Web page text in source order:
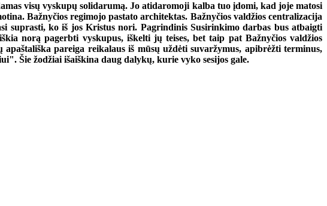
visų vyskupų solidarumą. Jo atidaromoji kalba tuo įdomi, kad joje matosi
Bažnyčios regimojo pastato architektas. Bažnyčios valdžios centralizacija
suprasti, ko iš jos Kristus nori. Pagrindinis Susirinkimo darbas bus atbaigti
norą pagerbti vyskupus, iškelti jų teises, bet taip pat Bažnyčios valdžios
pareiga reikalaus iš mūsų uždėti suvaržymus, apibrėžti terminus,
Šie žodžiai išaiškina daug dalykų, kurie vyko sesijos gale.